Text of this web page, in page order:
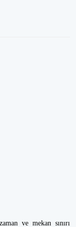
ve mekan sınırı